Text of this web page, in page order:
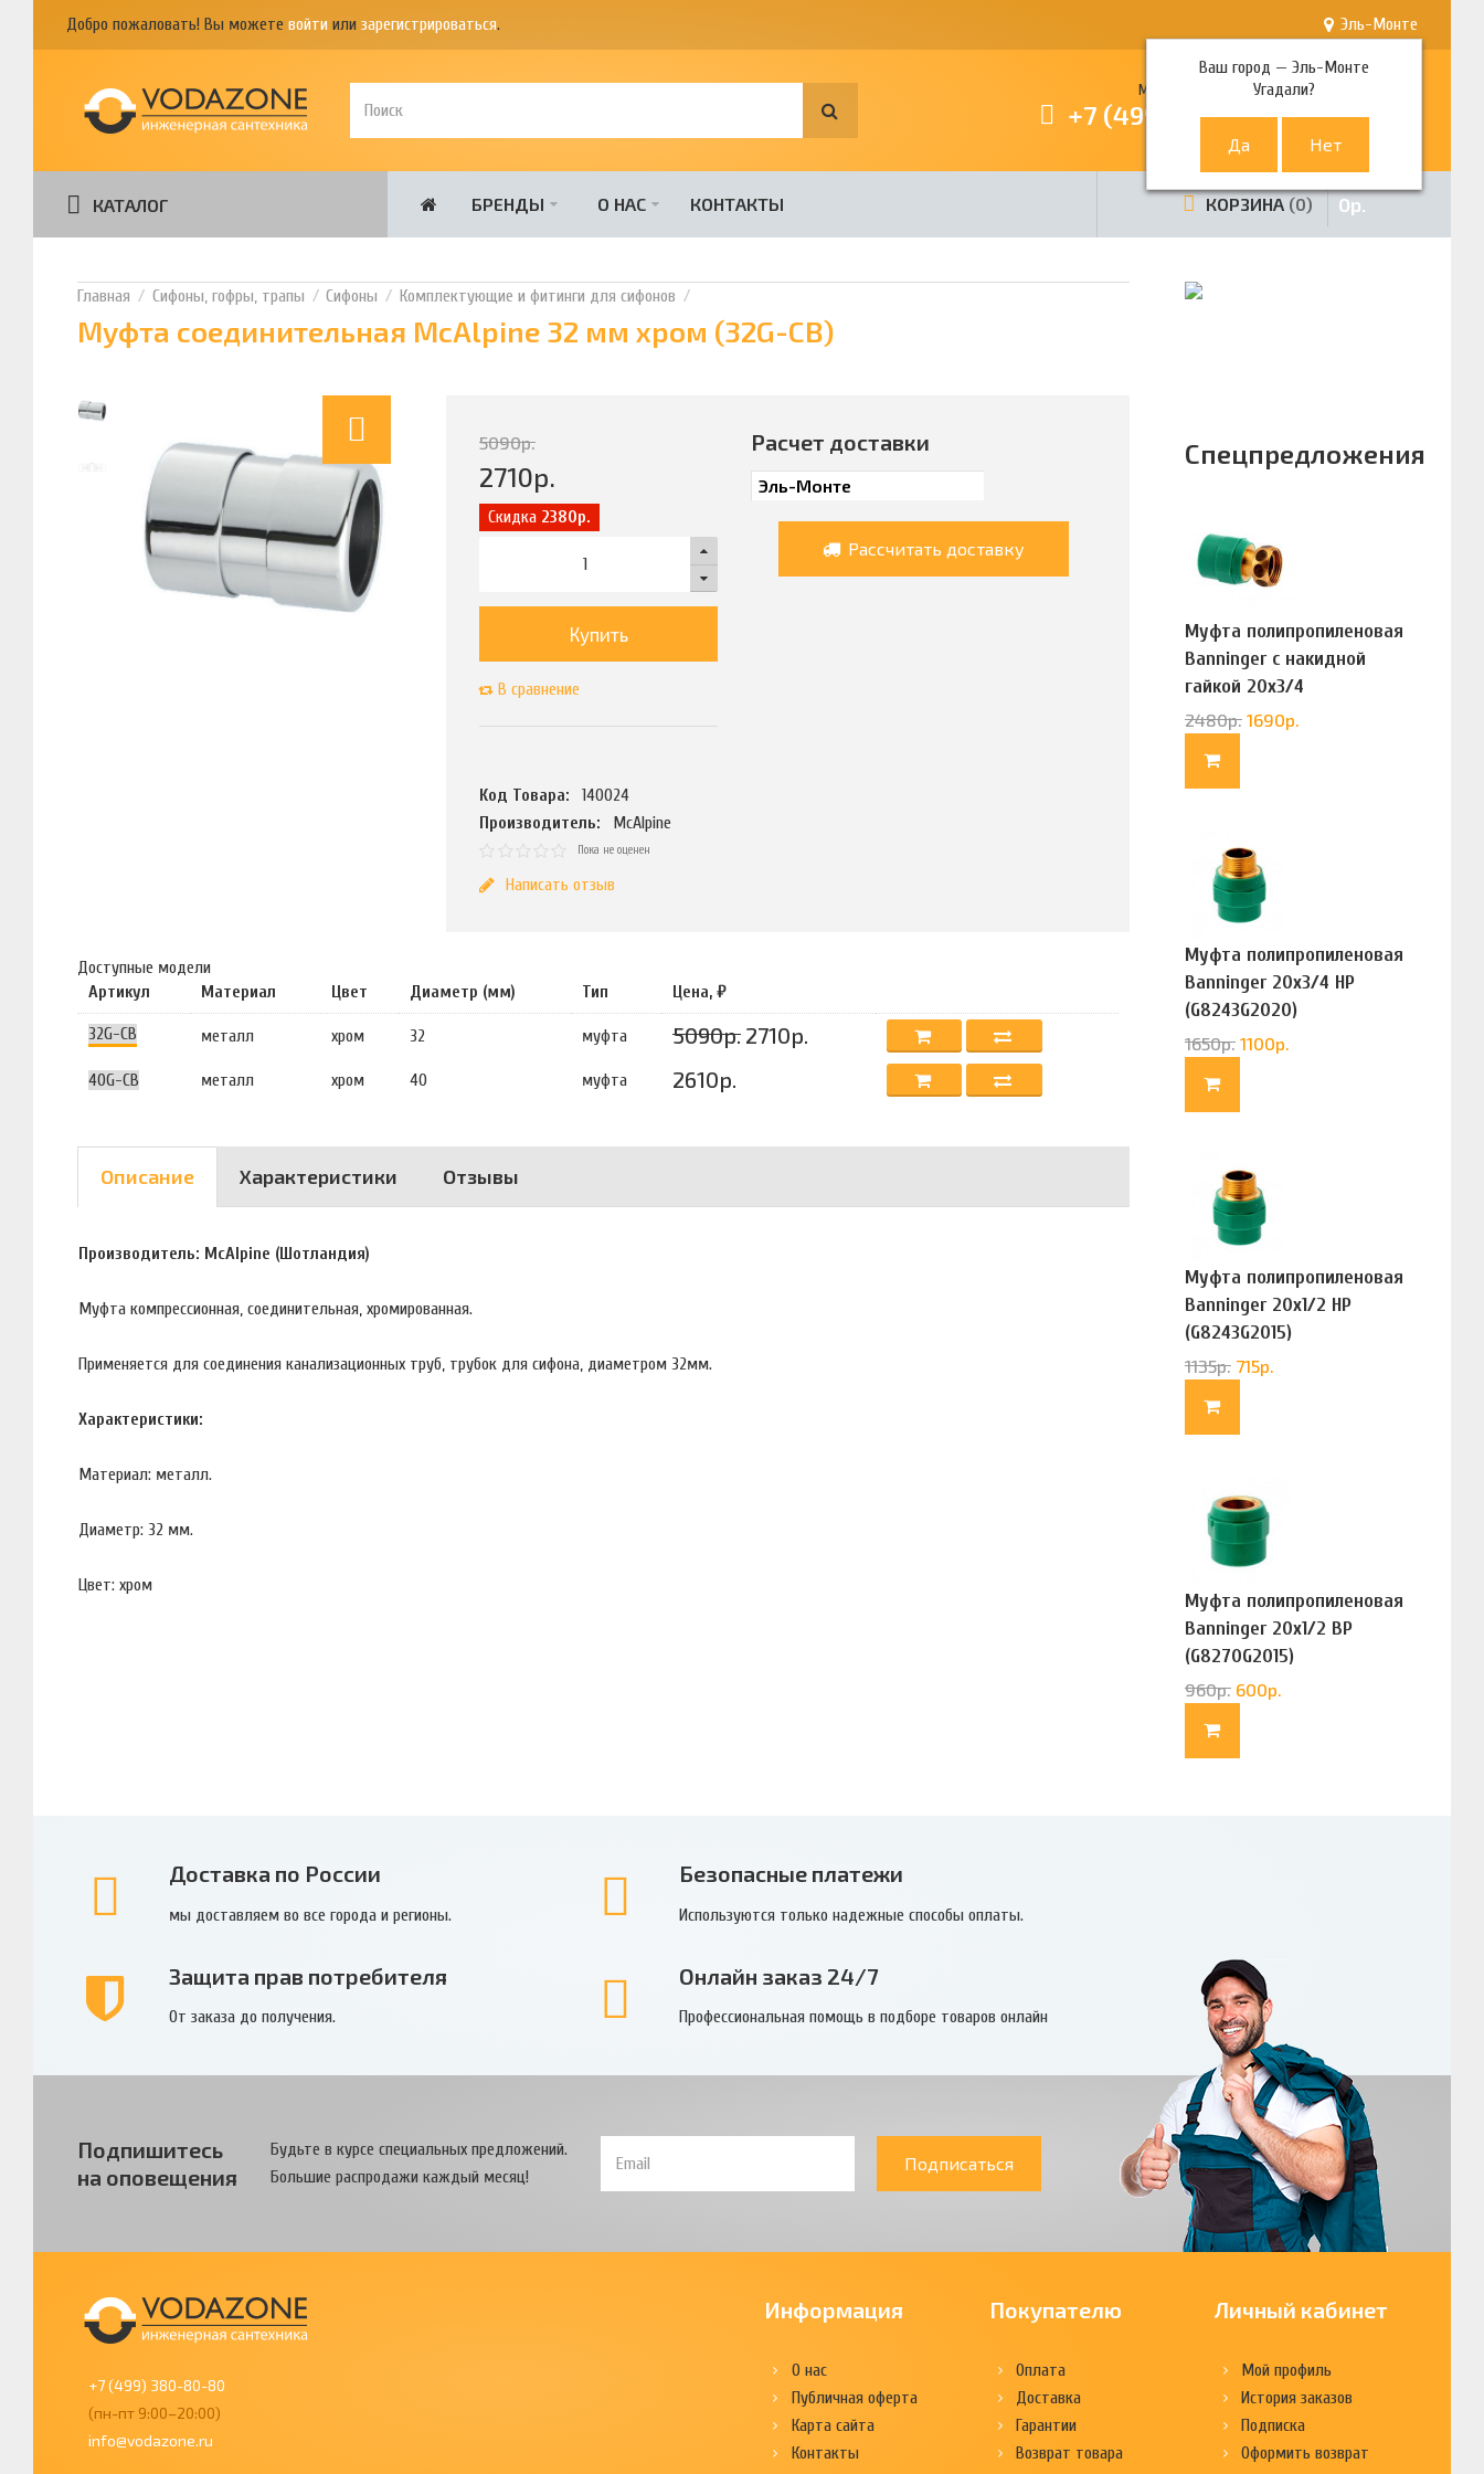
Добро пожаловать! Вы можете войти или зарегистрироваться. Эль-Монте
Ваш город —Эль-Монте
Угадали?
Многоканальный телефон
+7 (499) 380-80-80
КАТАЛОГ БРЕНДЫ О НАС КОНТАКТЫ КОРЗИНА 0 0р.
Сифоны, гофры, трапы Сифоны Комплектующие и фитинги для сифонов
Муфта соединительная McAlpine 32 мм хром (32G-CB)
5090р.
2710р.
Скидка 2380р.
Купить
В сравнение
Код Товара:
140024
Производитель:
McAlpine
Пока не оценен
Написать отзыв
Расчет доставки
Рассчитать доставку
Доступные модели
Артикул
Материал Цвет Диаметр (мм) Тип Цена, ₽
32G-CB металл хром 32 муфта 5090р. 2710р.
40G-CB металл хром 40 муфта 2610р.
Описание Характеристики Отзывы
Производитель: McAlpine (Шотландия)
Муфта компрессионная, соединительная, хромированная.
Применяется для соединения канализационных труб, трубок для сифона, диаметром 32мм.
Характеристики:
Материал: металл.
Диаметр: 32 мм.
Цвет: хром
Спецпредложения
Муфта полипропиленовая
Banninger с накидной
гайкой 20х3/4
(G83322020)
2480р. 1690р.
Муфта полипропиленовая
Banninger 20х3/4 НР
(G8243G2020)
1650р. 1100р.
Муфта полипропиленовая
Banninger 20х1/2 НР
(G8243G2015)
1135р. 715р.
Муфта полипропиленовая
Banninger 20х1/2 ВР
(G8270G2015)
960р. 600р.
Доставка по России
мы доставляем во все города и регионы.
Безопасные платежи
Используются только надежные способы оплаты.
Защита прав потребителя
От заказа до получения.
Онлайн заказ 24/7
Профессиональная помощь в подборе товаров онлайн
Подпишитесь
на оповещения
Будьте в курсе специальных предложений.
Большие распродажи каждый месяц!
Подписаться
+7 (499) 380-80-80
(пн-пт 9:00–20:00)
info@vodazone.ru
Информация
О нас
Публичная оферта
Карта сайта
Контакты
Покупателю
Оплата
Доставка
Гарантии
Возврат товара
Личный кабинет
Мой профиль
История заказов
Подписка
Оформить возврат